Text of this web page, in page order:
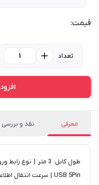
قیمت:
تعداد
معرفی نقد و بررسی
USB 5Pin | سرعت انتقال اطلاعات: 480 مگابیت بر ثانیه​